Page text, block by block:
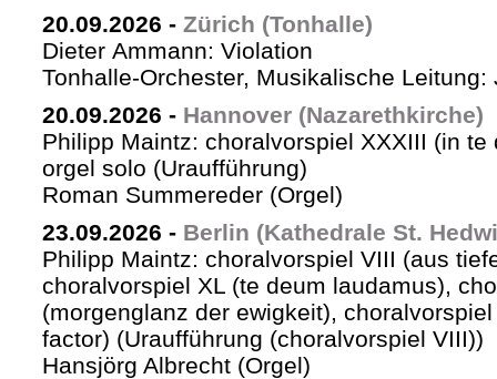
20.09.2026 - Zürich (Tonhalle)
Dieter Ammann: Violation
Tonhalle-Orchester, Musikalische Leitung:
20.09.2026 - Hannover (Nazarethkirche)
Philipp Maintz: choralvorspiel XXXIII (in te
orgel solo (Uraufführung)
Roman Summereder (Orgel)
23.09.2026 - Berlin (Kathedrale St.
Philipp Maintz: choralvorspiel VIII (aus
choralvorspiel XL (te deum laudamus),
(morgenglanz der ewigkeit),
factor) (Uraufführung (choralvorspiel VIII))
Hansjörg Albrecht (Orgel)